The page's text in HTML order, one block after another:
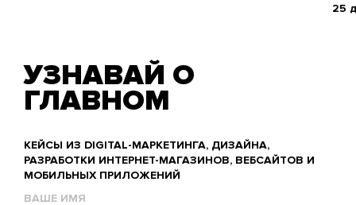
25
УЗНАВАЙ О
ГЛАВНОМ
КЕЙСЫ ИЗ DIGITAL-МАРКЕТИНГА, ДИЗАЙНА,
РАЗРАБОТКИ ИНТЕРНЕТ-МАГАЗИНОВ, ВЕБСАЙТОВ И
МОБИЛЬНЫХ ПРИЛОЖЕНИЙ